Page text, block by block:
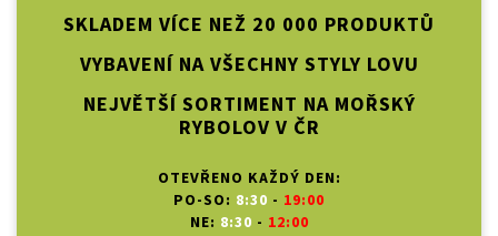
SKLADEM VÍCE NEŽ 20 000 PRODUKTŮ
VYBAVENÍ NA VŠECHNY STYLY LOVU
NEJVĚTŠÍ SORTIMENT NA MOŘSKÝ
RYBOLOV V ČR
OTEVŘENO KAŽDÝ DEN:
PO-SO: 8:30 - 19:00
NE: 8:30 - 12:00